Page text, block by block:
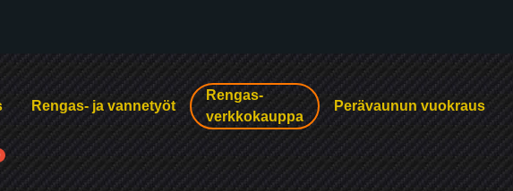
Rengas- ja vannetyöt
Rengas-
verkkokauppa
Perävaunun vuokraus